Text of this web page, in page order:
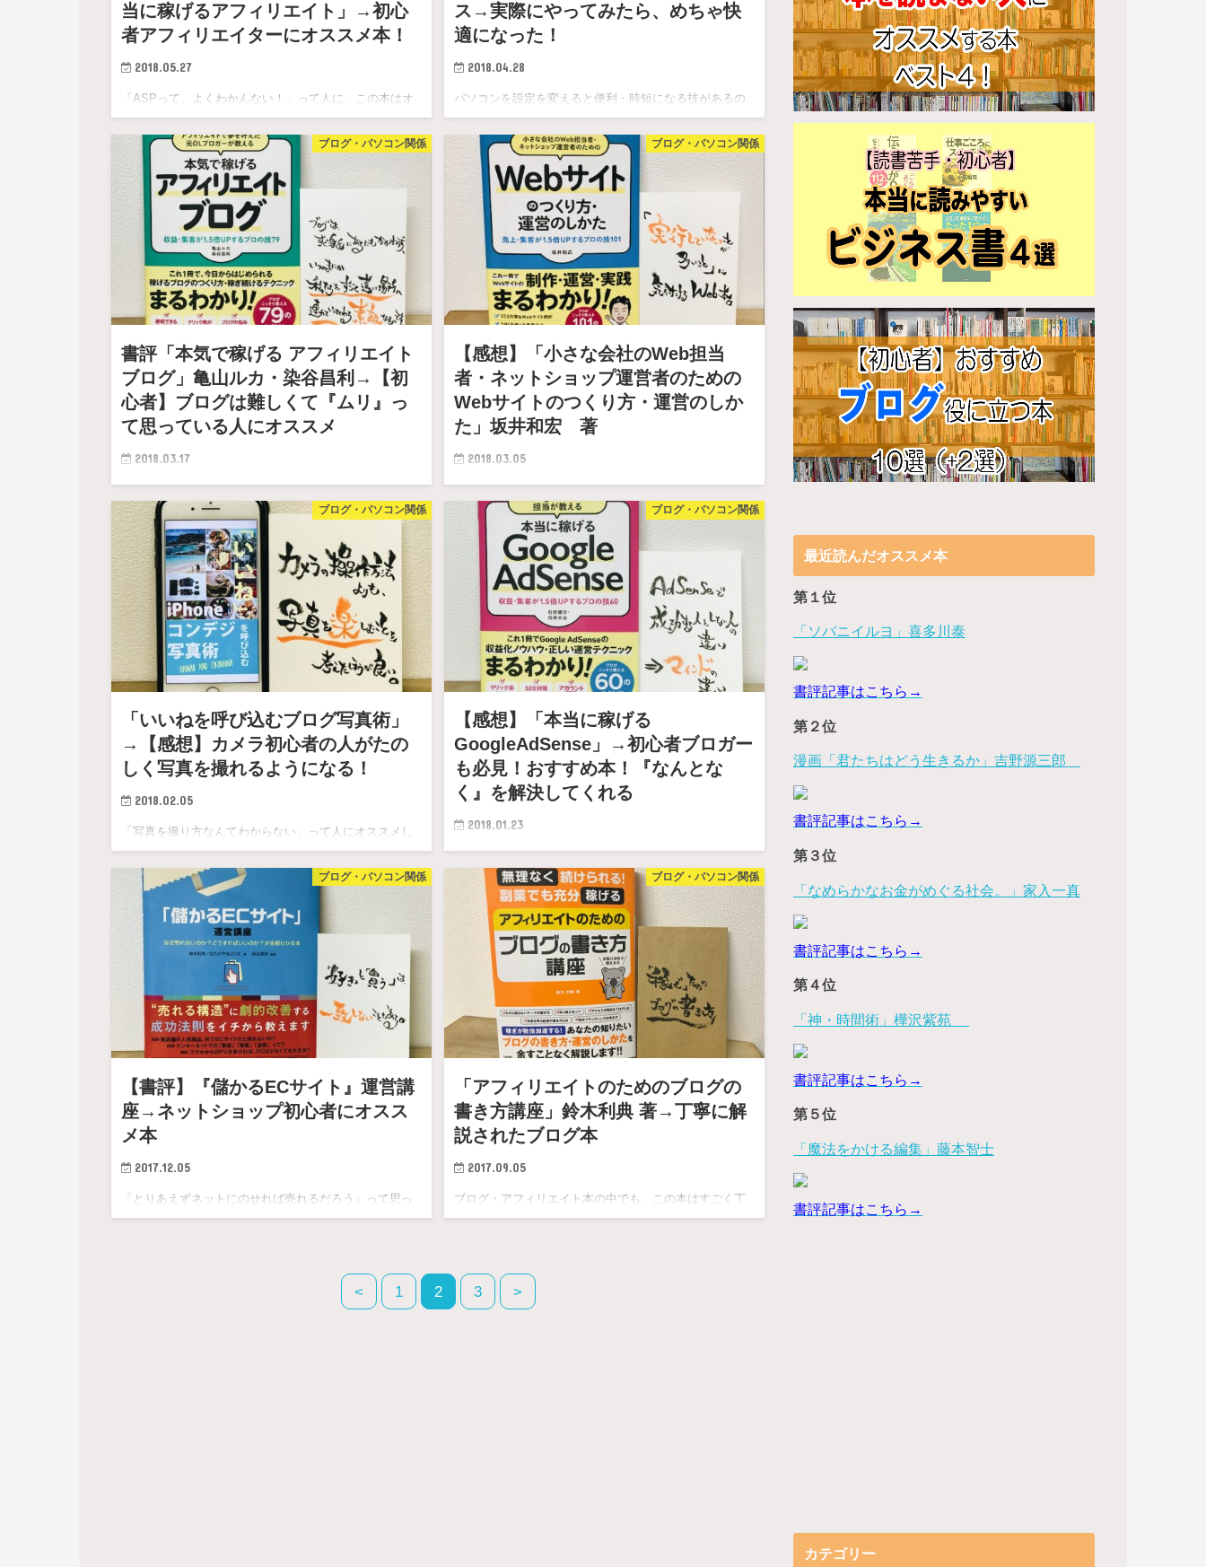
当に稼げるアフィリエイト」→初心
者アフィリエイターにオススメ本！
2018.05.27
「ASPって、よくわかんない！」って人に、この本はオ
ス→実際にやってみたら、めちゃ快
適になった！
2018.04.28
パソコンを設定を変えると便利・時短になる技があるの
つか、い…
ブログ・パソコン関係
書評「本気で稼げる アフィリエイト
ブログ」亀山ルカ・染谷昌利→【初
心者】ブログは難しくて『ムリ』っ
て思っている人にオススメ
2018.03.17
「ブログで少しでもいいので稼ぎたいな」って思ったこ
とがある人は多いと思う。 「でも、『アフィリエイト』
ってなん…
ブログ・パソコン関係
【感想】「小さな会社のWeb担当
者・ネットショップ運営者のための
Webサイトのつくり方・運営のしか
た」坂井和宏 著
2018.03.05
「あ〜なんとなく知っているけど……。」 やっていない
ってことが、実に多い。 ぼくは、ブログを運…
ブログ・パソコン関係
「いいねを呼び込むブログ写真術」
→【感想】カメラ初心者の人がたの
しく写真を撮れるようになる！
2018.02.05
「写真を撮り方なんてわからない」って人にオススメし
つか勉強…
ブログ・パソコン関係
【感想】「本当に稼げる
GoogleAdSense」→初心者ブロガー
も必見！おすすめ本！『なんとな
く』を解決してくれる
2018.01.23
ていて、なんとなくやっていた。 その「なんと…
ブログ・パソコン関係
【書評】『儲かるECサイト』運営講
座→ネットショップ初心者にオスス
メ本
2017.12.05
「とりあえずネットにのせれば売れるだろう」って思っ
たことはないだろうか？ ぼくは、今の時代何でも…
ブログ・パソコン関係
「アフィリエイトのためのブログの
書き方講座」鈴木利典 著→丁寧に解
説されたブログ本
2017.09.05
ブログ・アフィリエイト本の中でも、この本はすごく丁
寧な本だ。 ただのブログ本ではなく、「アフェリ…
< 1 2 3 >
最近読んだオススメ本
第１位
「ソバニイルヨ」喜多川泰
書評記事はこちら→
第２位
漫画「君たちはどう生きるか」吉野源三郎
書評記事はこちら→
第３位
「なめらかなお金がめぐる社会。」家入一真
書評記事はこちら→
第４位
「神・時間術」樺沢紫苑
書評記事はこちら→
第５位
「魔法をかける編集」藤本智士
書評記事はこちら→
カテゴリー